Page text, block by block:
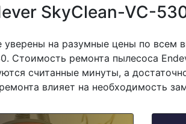
SkyClean-VC-
уверены на разумные цены по
Стоимость ремонта пылесоса
считанные минуты, а
влияет на необходимость